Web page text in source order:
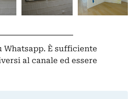
Whatsapp. È sufficiente
al canale ed essere